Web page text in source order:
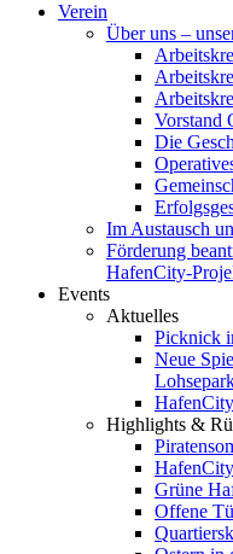
Verein
Über uns –
Vorstand
Die
Im Austausch
Förderung
HafenCity-
Events
Aktuelles
Picknick
Neue
Highlights &
Grüne
Offene